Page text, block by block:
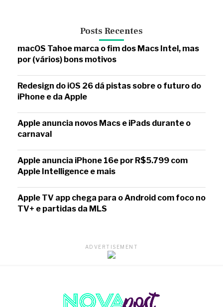
Posts Recentes
macOS Tahoe marca o fim dos Macs Intel, mas
por (vários) bons motivos
Redesign do iOS 26 dá pistas sobre o futuro do
iPhone e da Apple
Apple anuncia novos Macs e iPads durante o
carnaval
Apple anuncia iPhone 16e por R$5.799 com
Apple Intelligence e mais
Apple TV app chega para o Android com foco no
TV+ e partidas da MLS
ADVERTISEMENT